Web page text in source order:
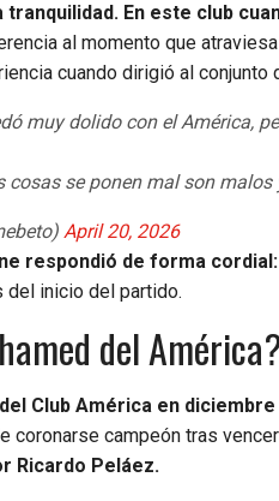
En este club
al momento que
cuando dirigió al conjunto
muy dolido con el América,
cosas se ponen mal son
April 20, 2026
respondió de forma
del inicio del partido.
del
Club América en
coronarse campeón tras
Ricardo Peláez.